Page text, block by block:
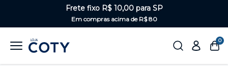
Frete fixo R$ 10,00 para SP
Em compras acima de R$ 80
0